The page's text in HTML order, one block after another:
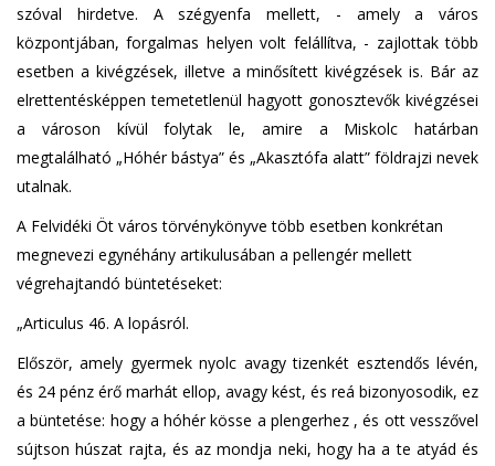
szóval hirdetve. A szégyenfa mellett, - amely a város
központjában, forgalmas helyen volt felállítva, - zajlottak több
esetben a kivégzések, illetve a minősített kivégzések is. Bár az
elrettentésképpen temetetlenül hagyott gonosztevők kivégzései
a városon kívül folytak le, amire a Miskolc határban
megtalálható „Hóhér bástya” és „Akasztófa alatt” földrajzi nevek
utalnak.
A Felvidéki Öt város törvénykönyve több esetben konkrétan
megnevezi egynéhány artikulusában a pellengér mellett
végrehajtandó büntetéseket:
„Articulus 46. A lopásról.
Először, amely gyermek nyolc avagy tizenkét esztendős lévén,
és 24 pénz érő marhát ellop, avagy kést, és reá bizonyosodik, ez
a büntetése: hogy a hóhér kösse a plengerhez , és ott vesszővel
sújtson húszat rajta, és az mondja neki, hogy ha a te atyád és